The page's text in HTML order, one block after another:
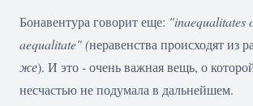
Бонавентура говорит еще: "inaequalitates
aequalitate" (неравенства происходят из
же). И это - очень важная вещь, о
несчастью не подумала в дальнейшем.